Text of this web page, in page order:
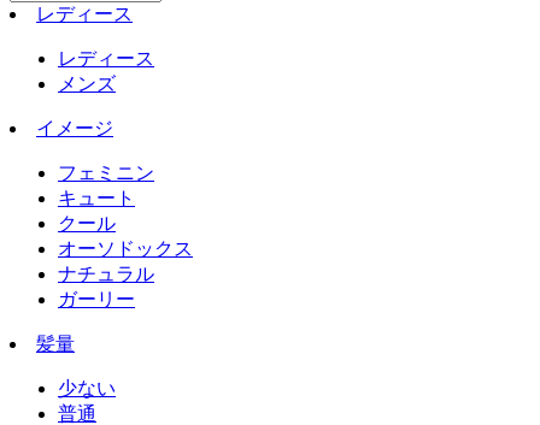
レディース
レディース
メンズ
イメージ
フェミニン
キュート
クール
オーソドックス
ナチュラル
ガーリー
髪量
少ない
普通